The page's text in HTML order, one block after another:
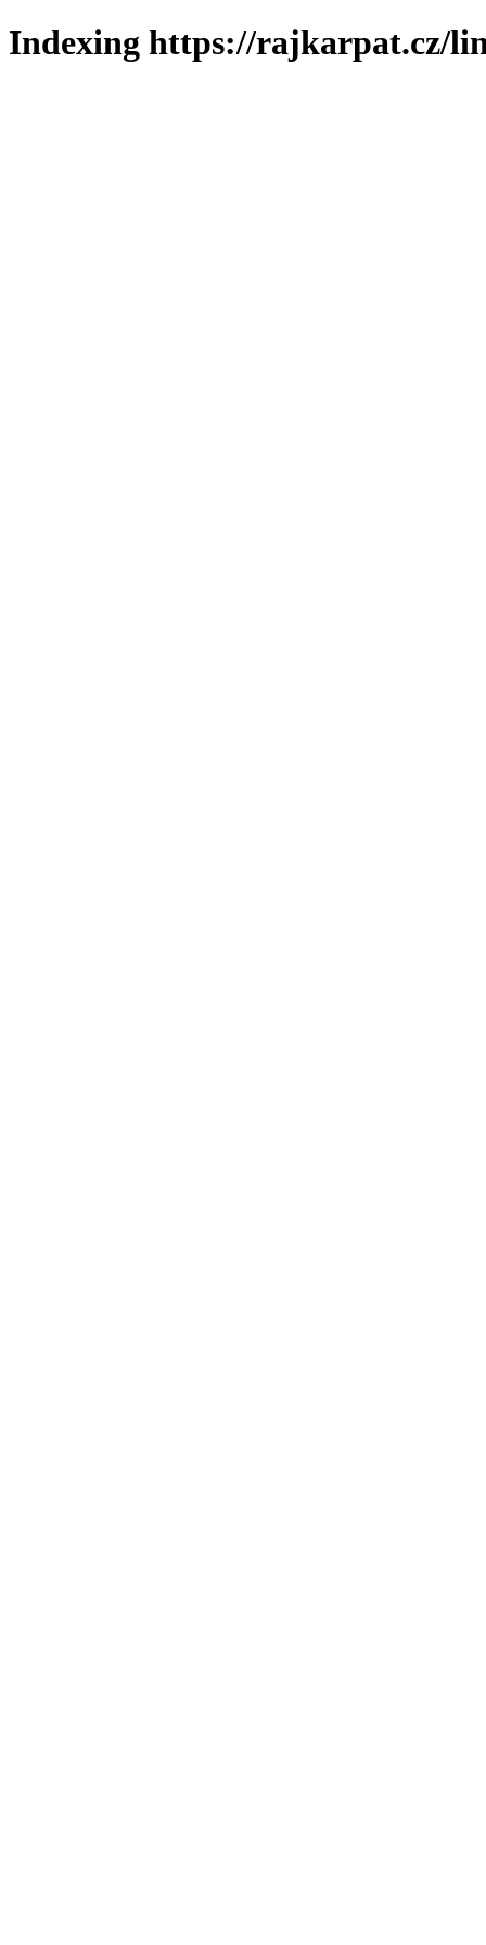
Indexing https://rajkarpat.cz/